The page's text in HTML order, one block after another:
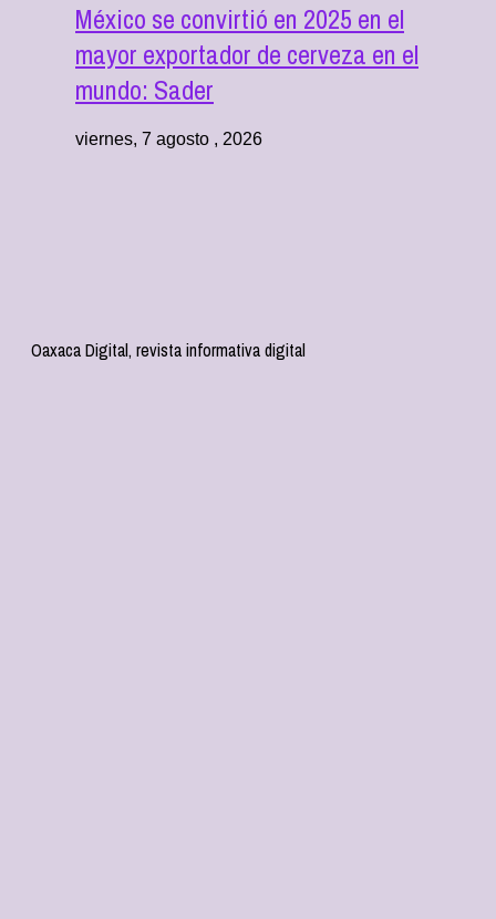
México se convirtió en 2025 en el
mayor exportador de cerveza en el
mundo: Sader
viernes, 7 agosto , 2026
Oaxaca Digital, revista informativa digital